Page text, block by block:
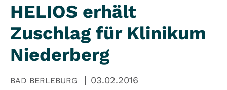
HELIOS erhält
Zuschlag für Klinikum
Niederberg
BAD BERLEBURG 03.02.2016